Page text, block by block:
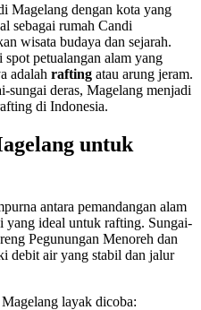
Magelang dengan kota yang
sebagai rumah Candi
wisata budaya dan sejarah.
petualangan alam yang
adalah rafting atau arung jeram.
deras, Magelang menjadi
di Indonesia.
untuk
antara pemandangan alam
yang ideal untuk rafting. Sungai-
Pegunungan Menoreh dan
debit air yang stabil dan jalur
layak dicoba: